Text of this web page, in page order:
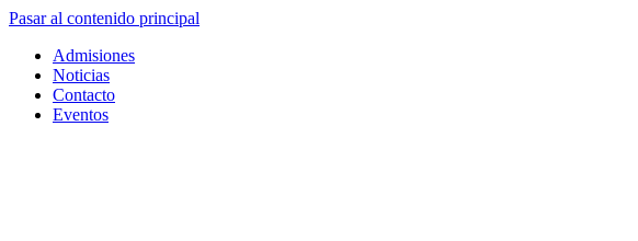
Pasar al contenido principal
Admisiones
Noticias
Contacto
Eventos